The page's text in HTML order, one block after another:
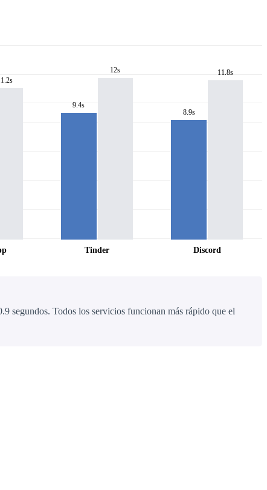
9.4s
12s
Tinder
8.9s
11.8s
Discord
segundos. Todos los servicios funcionan más rápido que el